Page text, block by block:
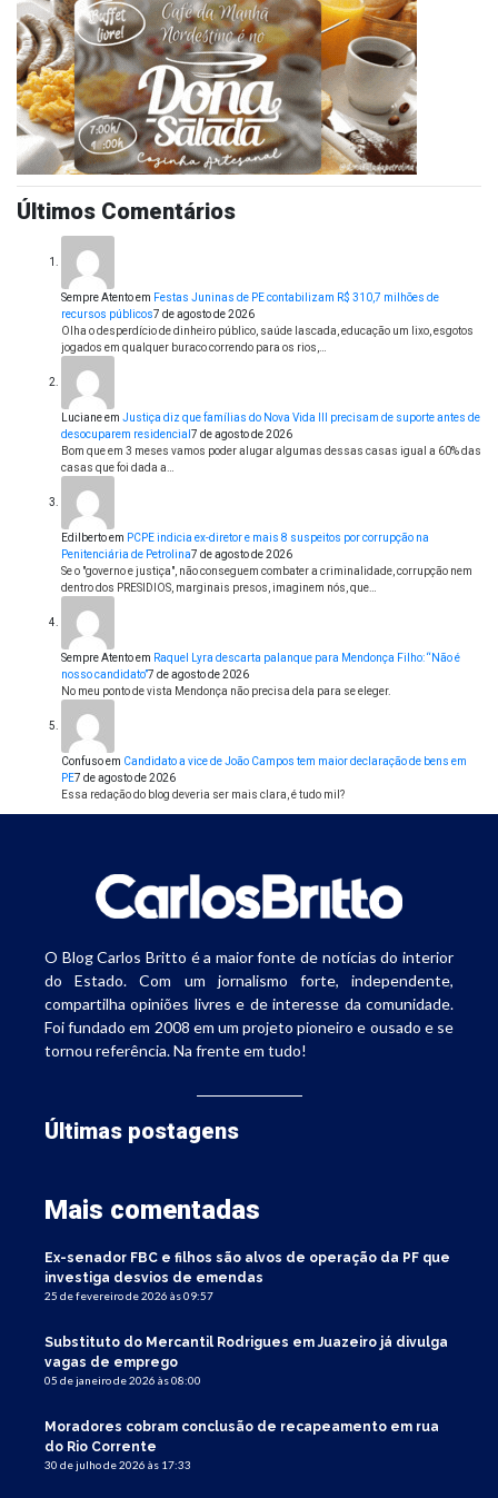
Últimos Comentários
Sempre Atentoem Festas Juninas de PE contabilizam R$ 310,7 milhões de
recursos públicos7 de agosto de 2026
Olha o desperdício de dinheiro público, saúde lascada, educação um lixo, esgotos
jogados em qualquer buraco correndo para os rios,…
Lucianeem Justiça diz que famílias do Nova Vida III precisam de suporte antes de
desocuparem residencial 7 de agosto de 2026
Bom que em 3 meses vamos poder alugar algumas dessas casas igual a 60% das
casas que foi dada a…
Edilbertoem PCPE indicia ex-diretor e mais 8 suspeitos por corrupção na
Penitenciária de Petrolina7 de agosto de 2026
Se o "governo e justiça", não conseguem combater a criminalidade, corrupção nem
dentro dos PRESIDIOS, marginais presos, imaginem nós, que…
Sempre Atentoem Raquel Lyra descarta palanque para Mendonça Filho: “Não é
nosso candidato”7 de agosto de 2026
No meu ponto de vista Mendonça não precisa dela para se eleger.
Confusoem Candidato a vice de João Campos tem maior declaração de bens em
PE7 de agosto de 2026
Essa redação do blog deveria ser mais clara, é tudo mil?
O Blog Carlos Britto é a maior fonte de notícias do interior
do Estado. Com um jornalismo forte, independente,
compartilha opiniões livres e de interesse da comunidade.
Foi fundado em 2008 em um projeto pioneiro e ousado e se
tornou referência. Na frente em tudo!
Últimas postagens
Mais comentadas
Ex-senador FBC e filhos são alvos de operação da PF que
investiga desvios de emendas
25 de fevereiro de 2026 às 09:57
Substituto do Mercantil Rodrigues em Juazeiro já divulga
vagas de emprego
05 de janeiro de 2026 às 08:00
Moradores cobram conclusão de recapeamento em rua
do Rio Corrente
30 de julho de 2026 às 17:33